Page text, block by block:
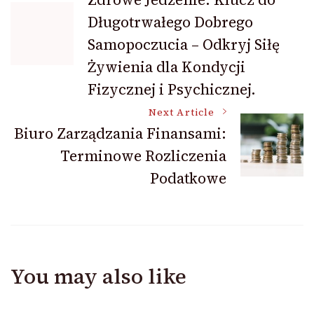
Navigation
Długotrwałego Dobrego
Samopoczucia – Odkryj Siłę
Żywienia dla Kondycji
Fizycznej i Psychicznej.
Next Article
Biuro Zarządzania Finansami:
Terminowe Rozliczenia
Podatkowe
You may also like